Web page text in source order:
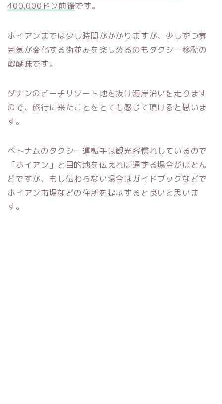
400,000ドン前後です。
ホイアンまでは少し時間がかかりますが、少しずつ雰
囲気が変化する街並みを楽しめるのもタクシー移動の
醍醐味です。
ダナンのビーチリゾート地を抜け海岸沿いを走ります
ので、旅行に来たことをとても感じて頂けると思いま
す。
ベトナムのタクシー運転手は観光客慣れしているので
「ホイアン」と目的地を伝えれば通ずる場合がほとん
どですが、もし伝わらない場合はガイドブックなどで
ホイアン市場などの住所を提示すると良いと思いま
す。